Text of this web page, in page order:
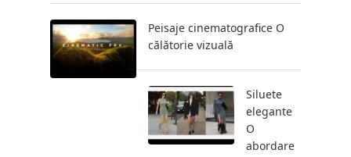
Peisaje cinematografice O
călătorie vizuală
Siluete
elegante
O
abordare